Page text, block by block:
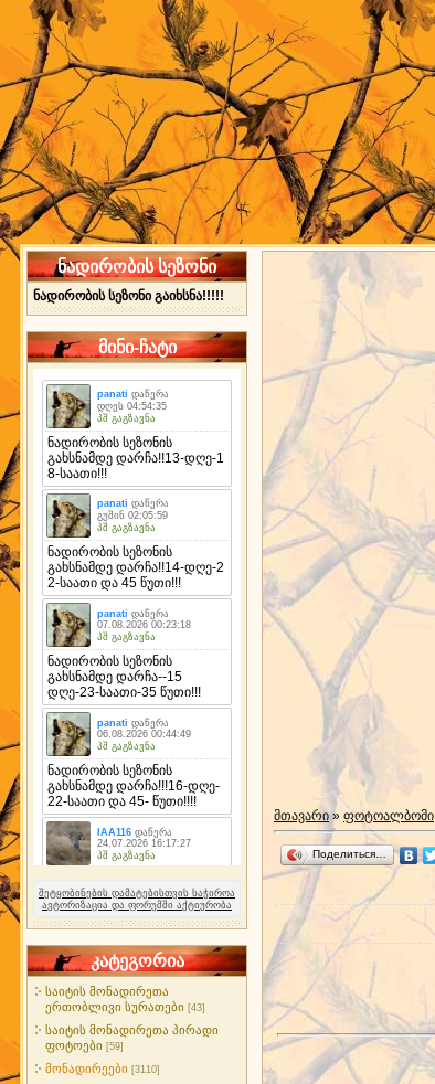
ნადირობის სეზონი
ნადირობის სეზონი გაიხსნა!!!!!
მინი-ჩატი
შეტყობინების დამატებისთვის საჭიროა
ავტორიზაცია და ფორუმში აქტიურობა
კატეგორია
საიტის მონადირეთა
ერთობლივი სურათები [43]
საიტის მონადირეთა პირადი
ფოტოები [59]
მონადირეები [3110]
მთავარი » ფოტოალბომი
Поделиться…